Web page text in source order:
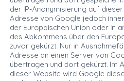
der IP-Anonymisierung auf
Adresse von Google jedoch
der Europäischen Union oder in
des Abkommens über den
zuvor gekürzt. Nur in
Adresse an einen Server von
übertragen und dort gekürzt. Im
dieser Website wird Google